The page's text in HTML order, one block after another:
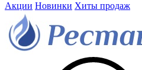
Акции Новинки Хиты продаж